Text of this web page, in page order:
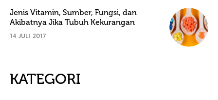
Jenis Vitamin, Sumber, Fungsi, dan
Akibatnya Jika Tubuh Kekurangan
14 JULI 2017
KATEGORI